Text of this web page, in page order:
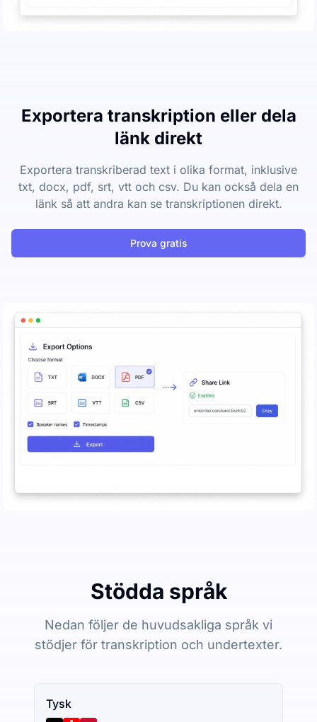
Exportera transkription eller dela
länk direkt
Exportera transkriberad text i olika format, inklusive
txt, docx, pdf, srt, vtt och csv. Du kan också dela en
länk så att andra kan se transkriptionen direkt.
Prova gratis
Stödda språk
Nedan följer de huvudsakliga språk vi
stödjer för transkription och undertexter.
Tysk